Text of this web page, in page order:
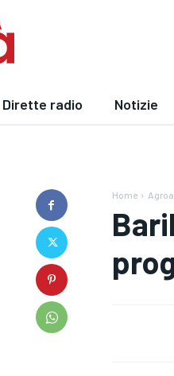
Dirette radio Notizie
Home